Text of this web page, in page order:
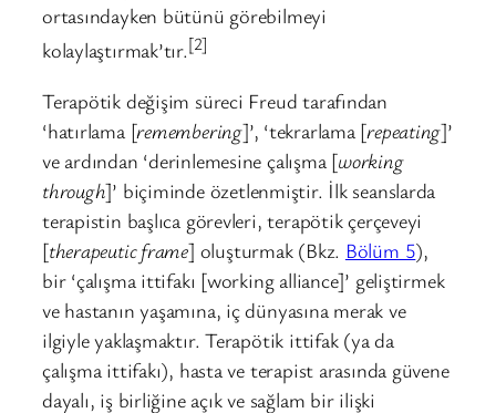
ortasındayken bütünü görebilmeyi
kolaylaştırmak’tır.[2]
Terapötik değişim süreci Freud tarafından
‘hatırlama [remembering]’, ‘tekrarlama [repeating]’
ve ardından ‘derinlemesine çalışma [working
through]’ biçiminde özetlenmiştir. İlk seanslarda
terapistin başlıca görevleri, terapötik çerçeveyi
[therapeutic frame] oluşturmak (Bkz. Bölüm 5),
bir ‘çalışma ittifakı [working alliance]’ geliştirmek
ve hastanın yaşamına, iç dünyasına merak ve
ilgiyle yaklaşmaktır. Terapötik ittifak (ya da
çalışma ittifakı), hasta ve terapist arasında güvene
dayalı, iş birliğine açık ve sağlam bir ilişki